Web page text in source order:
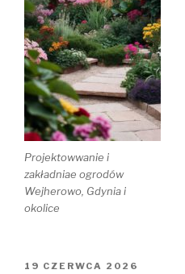
Projektowwanie i
zakładniae ogrodów
Wejherowo, Gdynia i
okolice
OPUBLIKOWANE
19 CZERWCA 2026